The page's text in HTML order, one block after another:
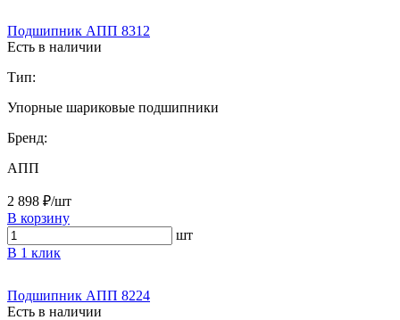
Подшипник АПП 8312
Есть в наличии
Тип:
Упорные шариковые подшипники
Бренд:
АПП
2 898 ₽/шт
В корзину
шт
В 1 клик
Подшипник АПП 8224
Есть в наличии